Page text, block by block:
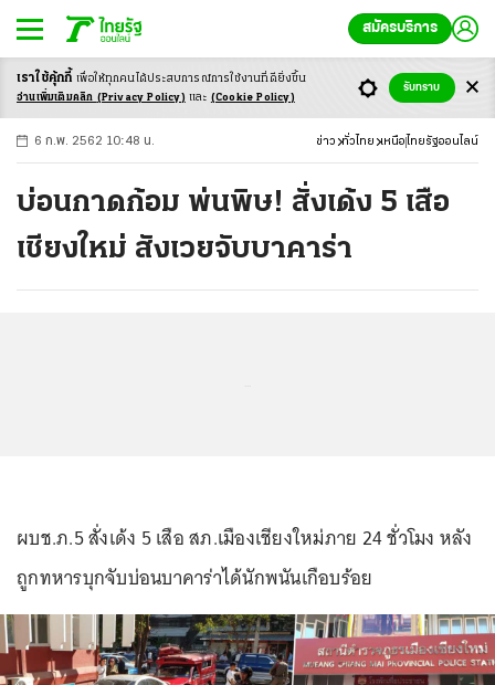
สมัครบริการ
-ก ก ก+
6 ก.พ. 2562 10:48 น. ข่าว ทั่วไทย เหนือ ไทยรัฐออนไลน์
บ่อนกาดก้อม พ่นพิษ! สั่งเด้ง 5 เสือ
เชียงใหม่ สังเวยจับบาคาร่า
ผบช.ภ.5 สั่งเด้ง 5 เสือ สภ.เมืองเชียงใหม่ภาย 24 ชั่วโมง หลัง
ถูกทหารบุกจับบ่อนบาคาร่าได้นักพนันเกือบร้อย
เราใช้คุ้กกี้ เพื่อให้ทุกคนได้ประสบการณ์การใช้งานที่ดียิ่งขึ้น
อ่านเพิ่มเติมคลิก (Privacy Policy) และ (Cookie Policy)
รับทราบ